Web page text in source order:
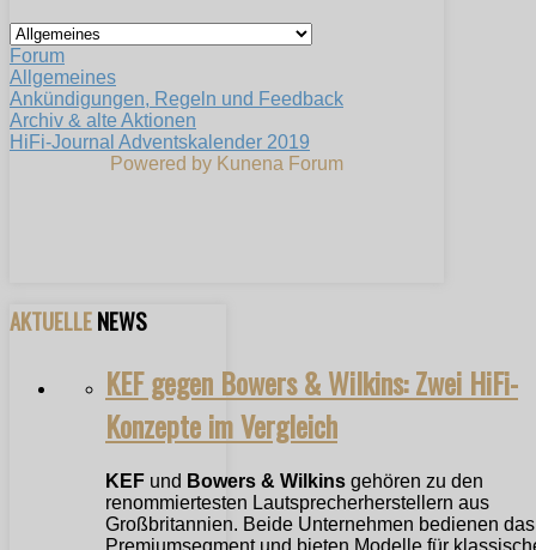
Forum
Allgemeines
Ankündigungen, Regeln und Feedback
Archiv & alte Aktionen
HiFi-Journal Adventskalender 2019
Powered by Kunena Forum
AKTUELLENEWS
KEF gegen Bowers & Wilkins: Zwei HiFi-
Konzepte im Vergleich
KEF und Bowers & Wilkins gehören zu den
renommiertesten Lautsprecherherstellern aus
Großbritannien. Beide Unternehmen bedienen das
Premiumsegment und bieten Modelle für